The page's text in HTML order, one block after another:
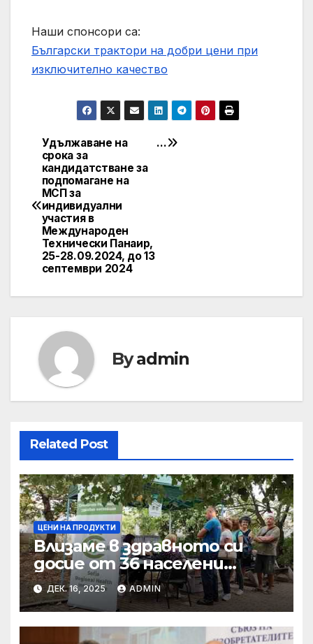
Наши спонсори са:
Български трактори на добри цени при
изключително качество
Навигация …
Удължаване на
срока за
кандидатстване за
подпомагане на
МСП за
индивидуални
участия в
Международен
Технически Панаир,
25-28.09.2024, до 13
септември 2024
Byadmin
Related Post
ЦЕНИ НА ПРОДУКТИ
Влизаме в здравното си
досие от 36 населени
места • МЗ
ДЕК. 16, 2025 ADMIN